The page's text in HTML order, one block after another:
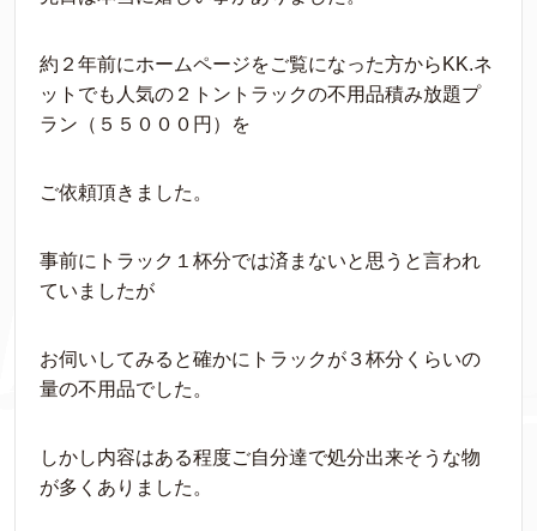
約２年前にホームページをご覧になった方からKK.ネ
ットでも人気の２トントラックの不用品積み放題プ
ラン（５５０００円）を
ご依頼頂きました。
事前にトラック１杯分では済まないと思うと言われ
ていましたが
お伺いしてみると確かにトラックが３杯分くらいの
量の不用品でした。
しかし内容はある程度ご自分達で処分出来そうな物
が多くありました。